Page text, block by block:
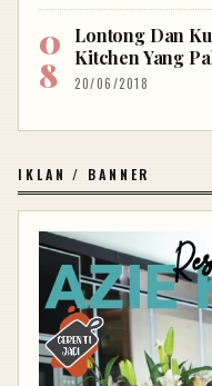
Lontong Dan
Kitchen Yang
20/06/2018
IKLAN / BANNER